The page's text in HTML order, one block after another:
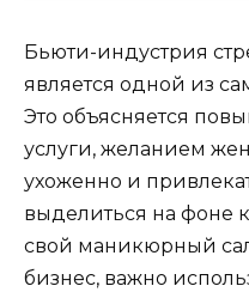
Бьюти-индустрия
является одной из
Это объясняется
услуги, желанием
ухоженно и
выделиться на фоне
свой маникюрный
бизнес, важно